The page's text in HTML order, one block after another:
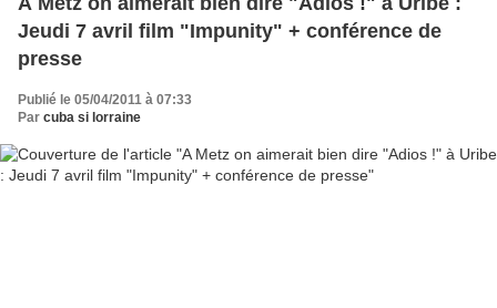
Jeudi 7 avril film "Impunity" + conférence de
presse
Publié le 05/04/2011 à 07:33
Par cuba si lorraine